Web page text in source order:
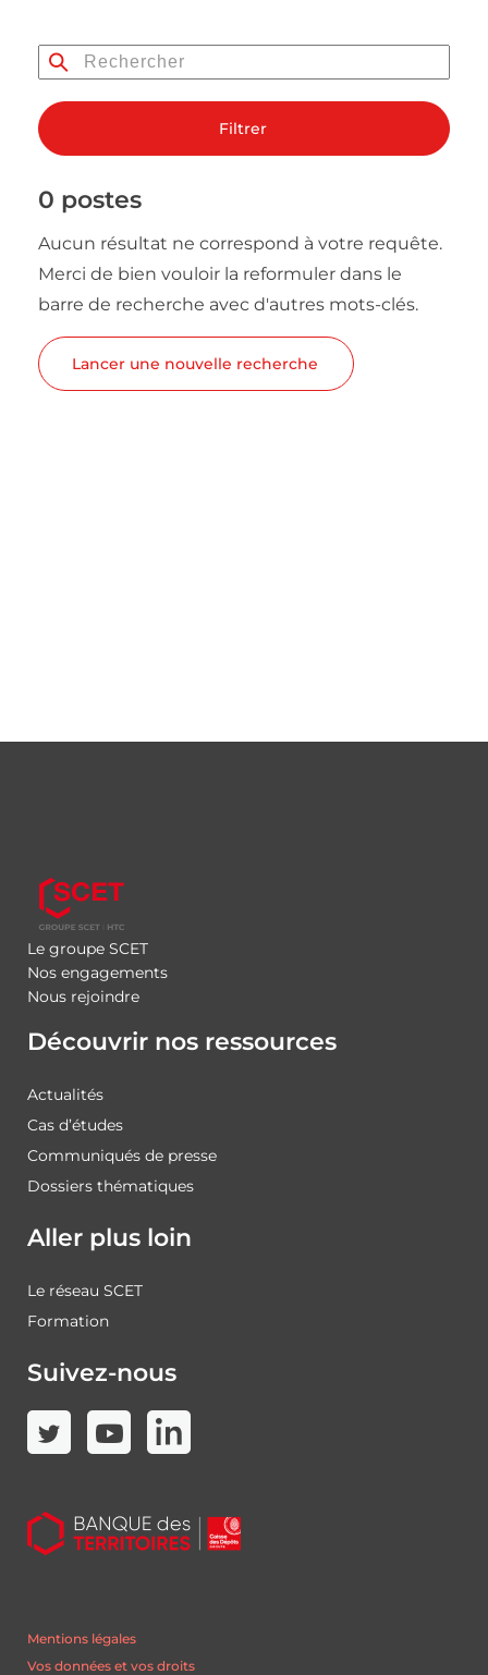
Filtrer
0 postes
Aucun résultat ne correspond à votre requête.
Merci de bien vouloir la reformuler dans le
barre de recherche avec d'autres mots-clés.
Lancer une nouvelle recherche
Le groupe SCET
Nos engagements
Nous rejoindre
Découvrir nos ressources
Actualités
Cas d’études
Communiqués de presse
Dossiers thématiques
Aller plus loin
Le réseau SCET
Formation
Suivez-nous
Mentions légales
Vos données et vos droits